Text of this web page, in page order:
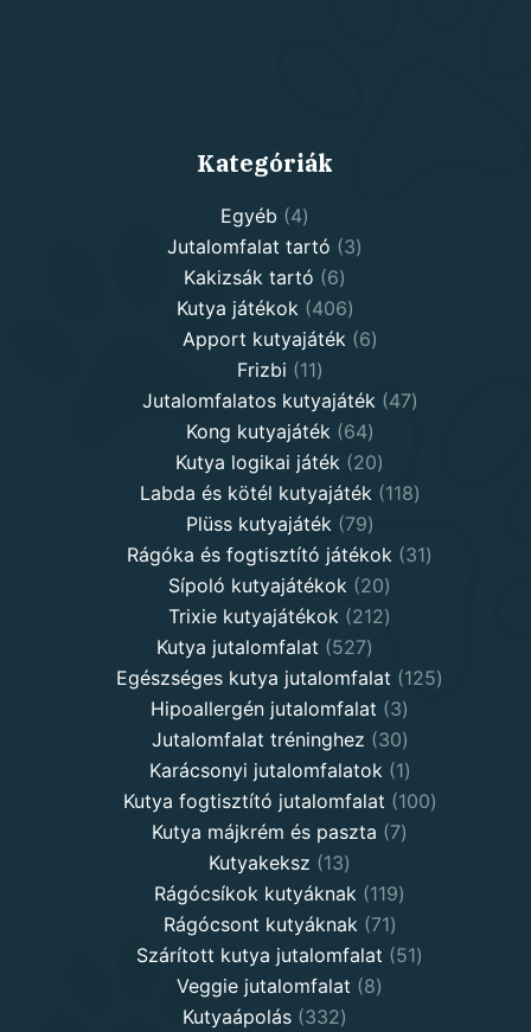
Kategóriák
Egyéb 44
products
Jutalomfalat tartó 33
Kakizsák tartó 66
products
Kutya játékok 406406
products
Apport kutyajáték 66
Frizbi 1111
products
Jutalomfalatos kutyajáték 4747
Kong kutyajáték 6464
products
Kutya logikai játék 2020
products
Labda és kötél kutyajáték 118118
Plüss kutyajáték 7979
products
Rágóka és fogtisztító játékok 3131
Sípoló kutyajátékok 2020
products
Trixie kutyajátékok 212212
Kutya jutalomfalat 527527
products
Egészséges kutya jutalomfalat 125125
Hipoallergén jutalomfalat 33
products
Jutalomfalat tréninghez 3030
products
Karácsonyi jutalomfalatok 11
product
Kutya fogtisztító jutalomfalat 100100
Kutya májkrém és paszta 77
Kutyakeksz 1313
products
Rágócsíkok kutyáknak 119119
Rágócsont kutyáknak 7171
products
Szárított kutya jutalomfalat 5151
Veggie jutalomfalat 88
Kutyaápolás 332332